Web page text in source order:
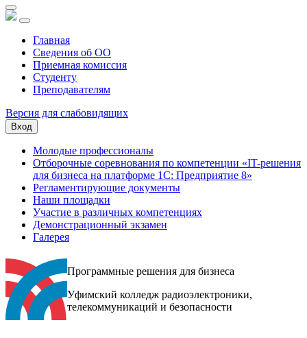
Главная
Сведения об ОО
Приемная комиссия
Студенту
Преподавателям
Версия для слабовидящих
Вход
Молодые профессионалы
Отборочные соревнования по компетенции «IT-решения
для бизнеса на платформе 1С: Предприятие 8»
Регламентирующие документы
Наши площадки
Участие в различных компетенциях
Демонстрационный экзамен
Галерея
Программные решения для бизнеса
Уфимский колледж радиоэлектроники,
телекоммуникаций и безопасности